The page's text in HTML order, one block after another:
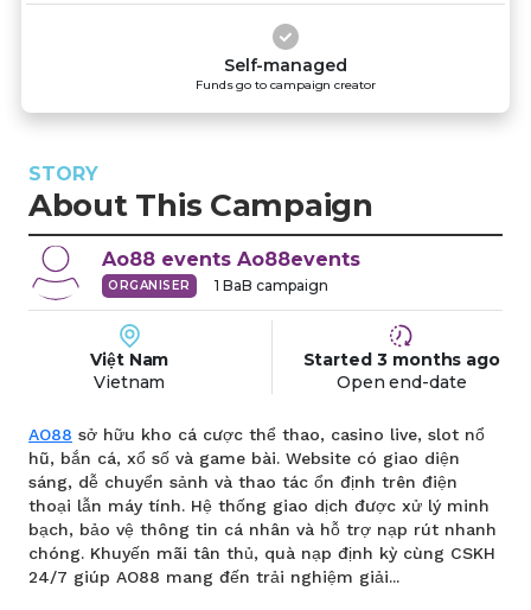
Self-managed
Funds go to campaign creator
STORY
About This Campaign
Ao88 events Ao88events
ORGANISER 1 BaB campaign
Việt Nam
Vietnam
Started 3 months ago
Open end-date
AO88 sở hữu kho cá cược thể thao, casino live, slot nổ
hũ, bắn cá, xổ số và game bài. Website có giao diện
sáng, dễ chuyển sảnh và thao tác ổn định trên điện
thoại lẫn máy tính. Hệ thống giao dịch được xử lý minh
bạch, bảo vệ thông tin cá nhân và hỗ trợ nạp rút nhanh
chóng. Khuyến mãi tân thủ, quà nạp định kỳ cùng CSKH
24/7 giúp AO88 mang đến trải nghiệm giải...